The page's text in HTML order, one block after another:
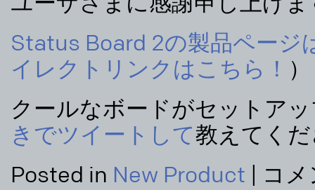
Status Board 2の製品ページ
イレクトリンクはこちら！ ）
クールなボードがセットア
きでツイートして教えてく
Posted in New Product コ